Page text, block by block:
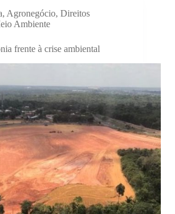
, Agronegócio, Direitos
Ambiente
frente à crise ambiental